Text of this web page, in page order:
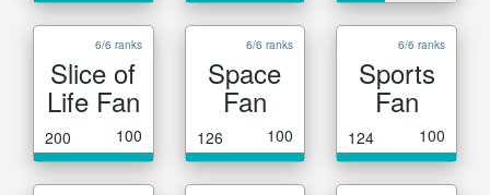
6/6 ranks
Slice of
Life Fan
200 100
6/6 ranks
Space
Fan
126 100
6/6 ranks
Sports
Fan
124 100